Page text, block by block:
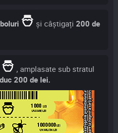
și câștigați200 de
, amplasate sub stratul
200 de lei.